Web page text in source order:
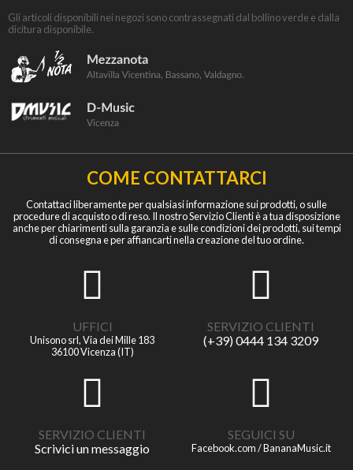
Gli articoli disponibili nei negozi sono contrassegnati dal bollino verde e dalla
dicitura disponibile.
COME CONTATTARCI
Contattaci liberamente per qualsiasi informazione sui prodotti, o sulle
procedure di acquisto o di reso. Il nostro Servizio Clienti è a tua disposizione
anche per chiarimenti sulla garanzia e sulle condizioni dei prodotti, sui tempi
di consegna e per affiancarti nella creazione del tuo ordine.
UFFICI
Unisono srl, Via dei Mille 183
36100 Vicenza (IT)
SERVIZIO CLIENTI
(+39) 0444 134 3209
SERVIZIO CLIENTI
Scrivici un messaggio
SEGUICI SU
Facebook.com / BananaMusic.it